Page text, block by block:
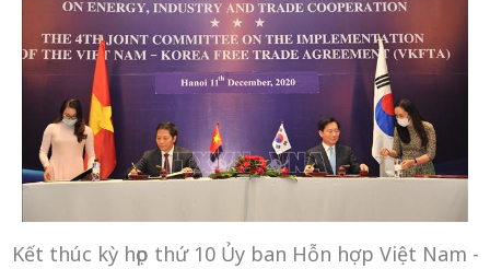
Kết thúc kỳ họp thứ 10 Ủy ban Hỗn hợp Việt Nam -